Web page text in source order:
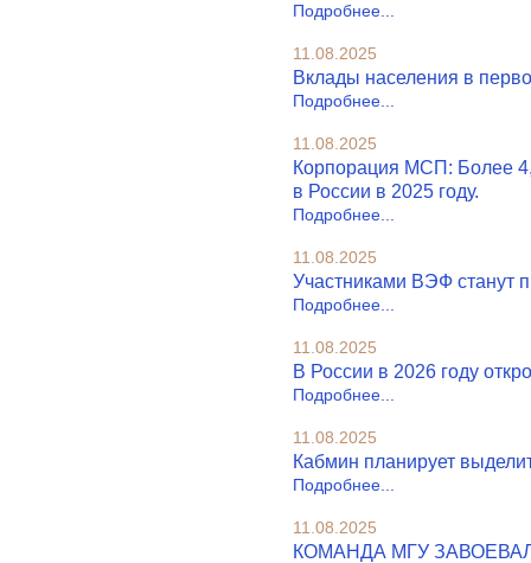
Подробнее...
11.08.2025
Вклады населения в
Подробнее...
11.08.2025
Корпорация МСП: Более
в России в 2025 году.
Подробнее...
11.08.2025
Участниками ВЭФ станут
Подробнее...
11.08.2025
В России в 2026 году
Подробнее...
11.08.2025
Кабмин планирует
Подробнее...
11.08.2025
КОМАНДА МГУ